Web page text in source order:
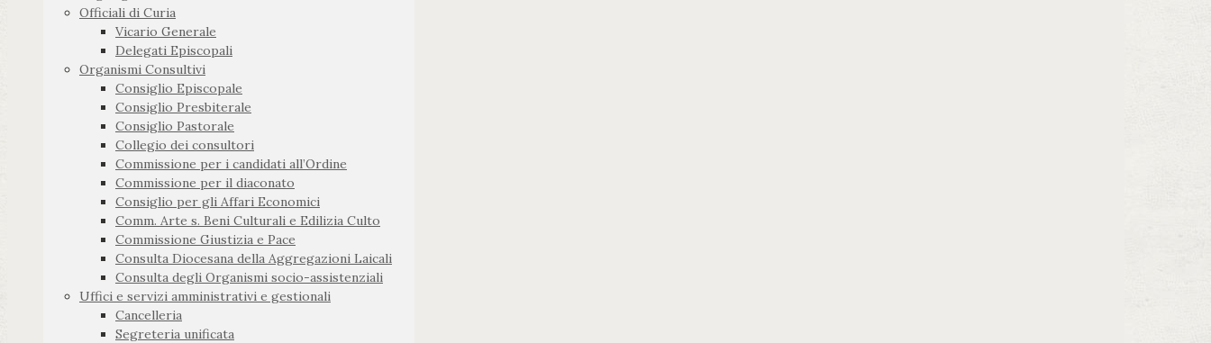
Officiali di Curia
Vicario Generale
Delegati Episcopali
Organismi Consultivi
Consiglio Episcopale
Consiglio Presbiterale
Consiglio Pastorale
Collegio dei consultori
Commissione per i candidati all’Ordine
Commissione per il diaconato
Consiglio per gli Affari Economici
Comm. Arte s. Beni Culturali e Edilizia Culto
Commissione Giustizia e Pace
Consulta Diocesana della Aggregazioni Laicali
Consulta degli Organismi socio-assistenziali
Uffici e servizi amministrativi e gestionali
Cancelleria
Segreteria unificata